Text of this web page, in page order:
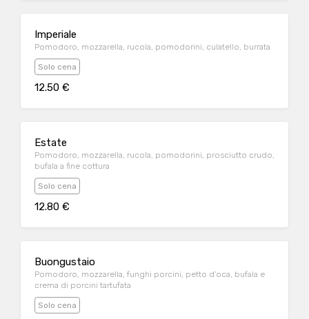
Imperiale
Pomodoro, mozzarella, rucola, pomodorini, culatello, burrata
Solo cena
12.50 €
Estate
Pomodoro, mozzarella, rucola, pomodorini, prosciutto crudo,
bufala a fine cottura
Solo cena
12.80 €
Buongustaio
Pomodoro, mozzarella, funghi porcini, petto d'oca, bufala e
crema di porcini tartufata
Solo cena